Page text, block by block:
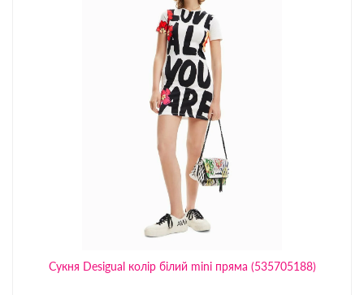
Сукня Desigual колір білий mini пряма (535705188)